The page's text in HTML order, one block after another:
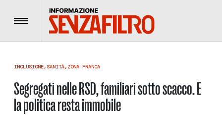
Menu
INCLUSIONE, SANITÀ, ZONA FRANCA
Segregati nelle RSD, familiari sotto scacco. E
la politica resta immobile